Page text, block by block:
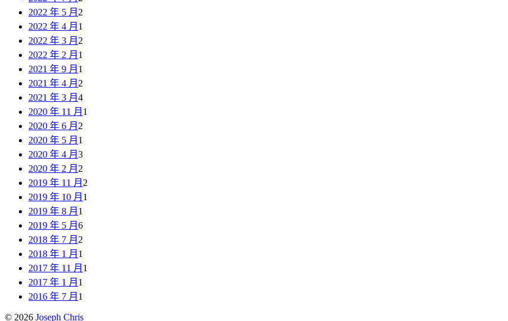
2022 年 5 月 2
2022 年 4 月 1
2022 年 3 月 2
2022 年 2 月 1
2021 年 9 月 1
2021 年 4 月 2
2021 年 3 月 4
2020 年 11 月 1
2020 年 6 月 2
2020 年 5 月 1
2020 年 4 月 3
2020 年 2 月 2
2019 年 11 月 2
2019 年 10 月 1
2019 年 8 月 1
2019 年 5 月 6
2018 年 7 月 2
2018 年 1 月 1
2017 年 11 月 1
2017 年 1 月 1
2016 年 7 月 1
© 2026 Joseph Chris